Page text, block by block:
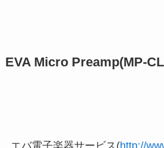
EVA Micro Preamp(MP-
エバ電子楽器サービス(http://